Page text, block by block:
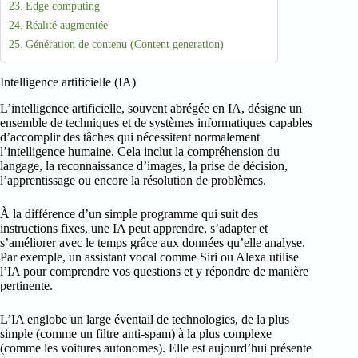
Edge computing
Réalité augmentée
Génération de contenu (Content generation)
Intelligence artificielle (IA)
L’intelligence artificielle, souvent abrégée en IA, désigne un
ensemble de techniques et de systèmes informatiques capables
d’accomplir des tâches qui nécessitent normalement
l’intelligence humaine. Cela inclut la compréhension du
langage, la reconnaissance d’images, la prise de décision,
l’apprentissage ou encore la résolution de problèmes.
À la différence d’un simple programme qui suit des
instructions fixes, une IA peut apprendre, s’adapter et
s’améliorer avec le temps grâce aux données qu’elle analyse.
Par exemple, un assistant vocal comme Siri ou Alexa utilise
l’IA pour comprendre vos questions et y répondre de manière
pertinente.
L’IA englobe un large éventail de technologies, de la plus
simple (comme un filtre anti-spam) à la plus complexe
(comme les voitures autonomes). Elle est aujourd’hui présente